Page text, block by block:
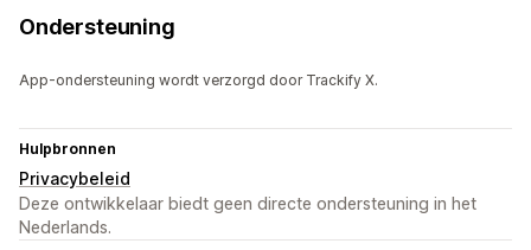
Ondersteuning
App-ondersteuning wordt verzorgd door Trackify X.
Hulpbronnen
Privacybeleid
Deze ontwikkelaar biedt geen directe ondersteuning in het
Nederlands.